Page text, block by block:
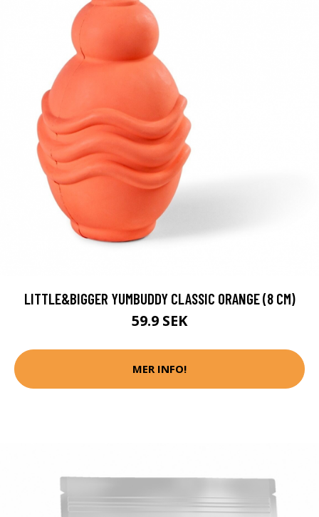
LITTLE&BIGGER YUMBUDDY CLASSIC ORANGE (8 CM)
59.9 SEK
MER INFO!